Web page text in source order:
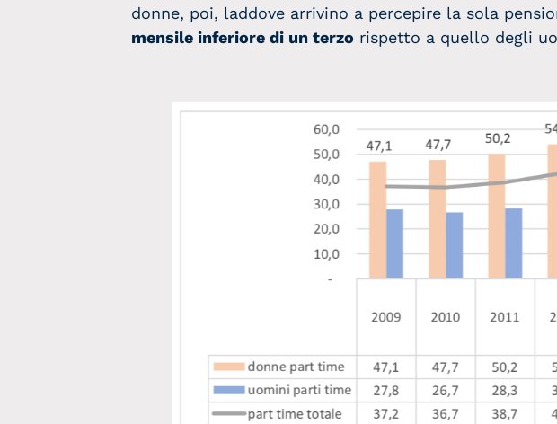
donne, poi, laddove arrivino a percepire la sola
mensile inferiore di un terzo rispetto a quello degli